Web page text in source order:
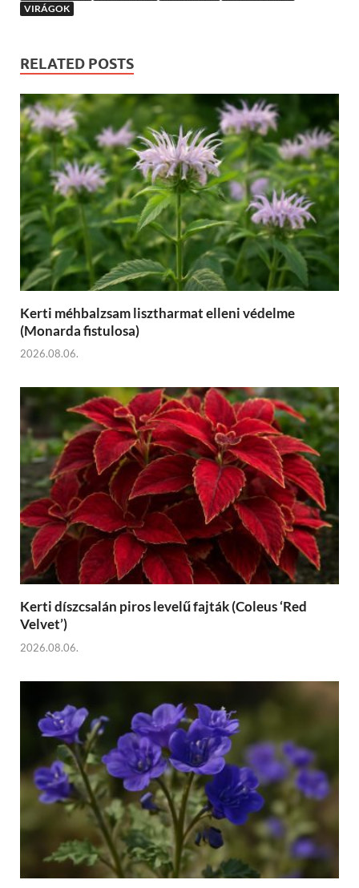
VIRÁGOK
RELATED POSTS
Kerti méhbalzsam lisztharmat elleni védelme
(Monarda fistulosa)
2026.08.06.
Kerti díszcsalán piros levelű fajták (Coleus ‘Red
Velvet’)
2026.08.06.